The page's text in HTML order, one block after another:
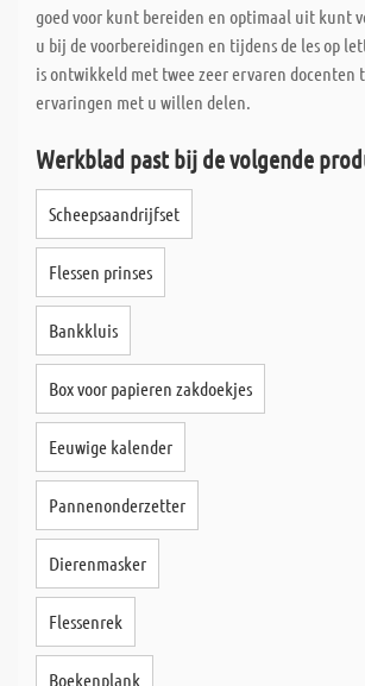
goed voor kunt bereiden en optimaal uit kunt
u bij de voorbereidingen en tijdens de les op
is ontwikkeld met twee zeer ervaren docenten
ervaringen met u willen delen.
Werkblad past bij de volgende
Scheepsaandrijfset
Flessen prinses
Bankkluis
Box voor papieren zakdoekjes
Eeuwige kalender
Pannenonderzetter
Dierenmasker
Flessenrek
Boekenplank